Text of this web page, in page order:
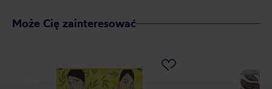
Może Cię zainteresować